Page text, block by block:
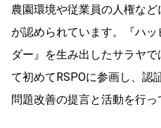
農園環境や従業員の人権な
が認められています。『ハ
ダー』を生み出したサラヤ
て初めてRSPOに参画し、認
問題改善の提言と活動を行っ